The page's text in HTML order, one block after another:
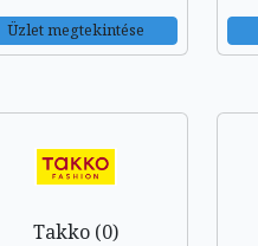
Üzlet megtekintése
Takko (0)